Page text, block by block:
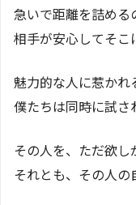
急いで距離を詰める
相手が安心してそこ
魅力的な人に惹かれ
僕たちは同時に試さ
その人を、ただ欲し
それとも、その人の